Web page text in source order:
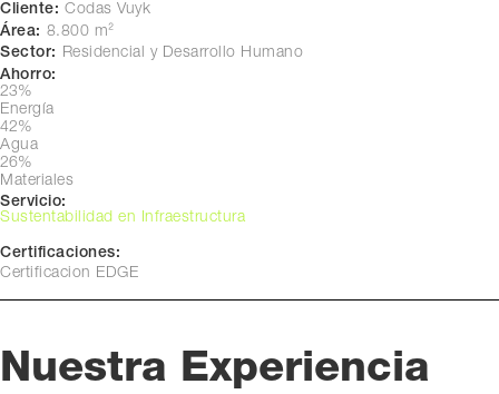
Cliente: Codas Vuyk
Área: 8.800 m²
Sector: Residencial y Desarrollo Humano
Ahorro:
23%
Energía
42%
Agua
26%
Materiales
Servicio:
Sustentabilidad en Infraestructura
Certificaciones:
Certificacion EDGE
Nuestra Experiencia